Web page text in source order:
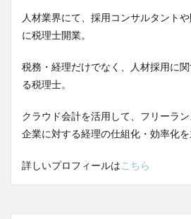
人材業界にて、採用コンサルタント
に税理士開業。
税務・経理だけでなく、人材採用に
る税理士。
クラウド会計を活用して、フリーラ
企業に対する経理の仕組化・効率化を
詳しいプロフィールは こちら